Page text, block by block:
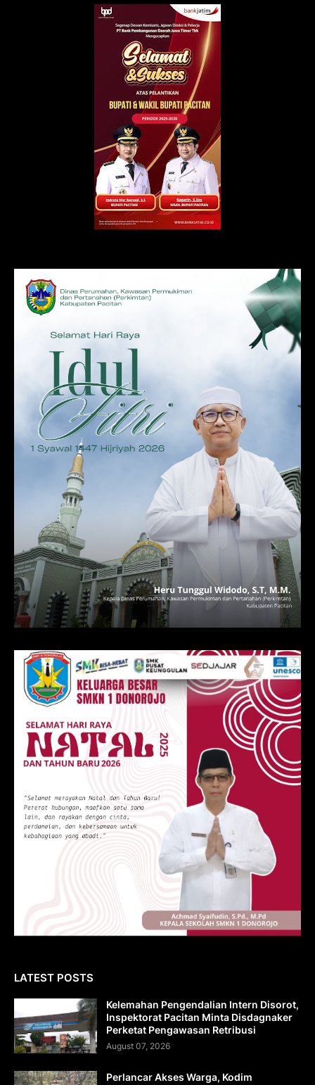
LATEST POSTS
Kelemahan Pengendalian Intern Disorot,
Inspektorat Pacitan Minta Disdagnaker
Perketat Pengawasan Retribusi
August 07, 2026
Perlancar Akses Warga, Kodim